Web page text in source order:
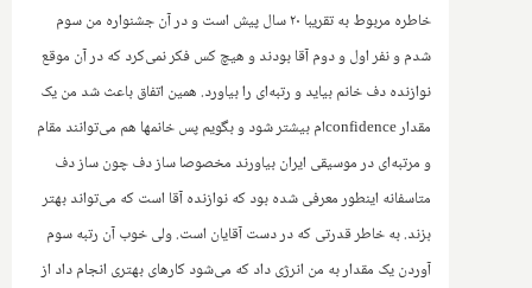
خاطره مربوط به تقریبا ۲۰ سال پیش است و در آن جشنواره من سوم
شدم و نفر اول و دوم آقا بودند و هیچ کس فکر نمی‌کرد که در آن موقع
نوازنده دف خانم بیاید و رتبه‌ای را بیاورد. همین اتفاق باعث شد من یک
مقدارconfidenceام بیشتر شود و بگویم پس خانمها هم می‌توانند مقام
و مرتبه‌ای در موسیقی ایران بیاورند مخصوصا ساز دف چون ساز دف
متاسفانه اینطور معرفی شده بود که نوازنده آقا است که می‌تواند بهتر
بزند. به خاطر قدرتی که در دست آقایان است. ولی خوب آن رتبه سوم
آوردن یک مقدار به من انرژی داد که می‌شود کارهای بهتری انجام داد از